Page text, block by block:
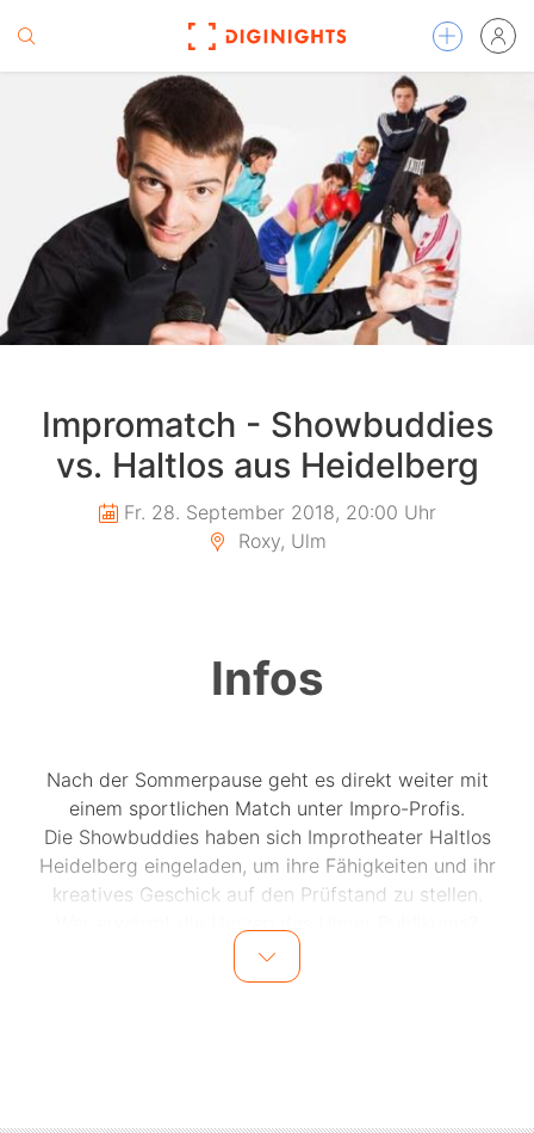
Impromatch - Showbuddies
vs. Haltlos aus Heidelberg
Fr. 28. September 2018, 20:00 Uhr
Roxy, Ulm
Infos
Nach der Sommerpause geht es direkt weiter mit
einem sportlichen Match unter Impro-Profis.
Die Showbuddies haben sich Improtheater Haltlos
Heidelberg eingeladen, um ihre Fähigkeiten und ihr
kreatives Geschick auf den Prüfstand zu stellen.
Welche der Mannschaften ist mehr in der Lage ein
Feuerwerk an Inspiration und Kreativität zu zaubern?